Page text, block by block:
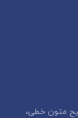
متون خطی،